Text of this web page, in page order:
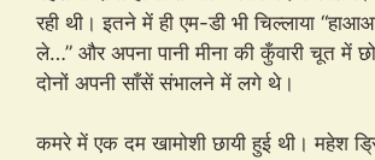
रही थी। इतने में ही एम-डी भी चिल्लाया
ले…” और अपना पानी मीना की कुँवारी चूत में
दोनों अपनी साँसें संभालने में लगे थे।
कमरे में एक दम खामोशी छायी हुई थी। महेश